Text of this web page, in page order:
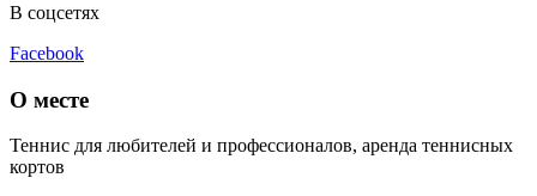
В соцсетях
Facebook
О месте
Теннис для любителей и профессионалов, аренда теннисных
кортов